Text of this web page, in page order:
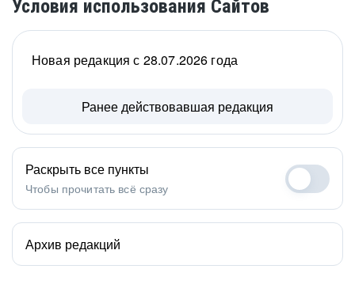
Условия использования Сайтов
Новая редакция с 28.07.2026 года
Ранее действовавшая редакция
Раскрыть все пункты
Чтобы прочитать всё сразу
Архив редакций